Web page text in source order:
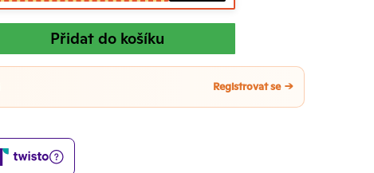
Přidat do košíku
Registrovat se